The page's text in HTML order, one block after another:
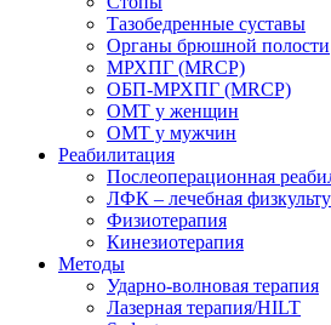
Тазобедренные суставы
Органы брюшной полости
МРХПГ (MRCP)
ОБП-МРХПГ (MRCP)
ОМТ у женщин
ОМТ у мужчин
Реабилитация
Послеоперационная
ЛФК – лечебная
Физиотерапия
Кинезиотерапия
Методы
Ударно-волновая терапия
Лазерная терапия/HILT